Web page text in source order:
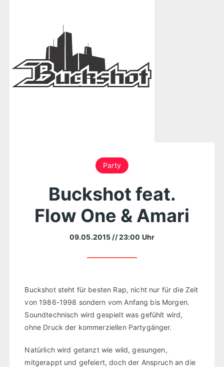
Party
Buckshot feat.
Flow One & Amari
09.05.2015 // 23:00 Uhr
Buckshot steht für besten Rap, nicht nur für die Zeit
von 1986-1998 sondern vom Anfang bis Morgen.
Soundtechnisch wird gespielt was gefühlt wird,
ohne Druck der kommerziellen Partygänger.
Natürlich wird getanzt wie wild, gesungen,
mitgerappt und gefeiert, doch der Anspruch an die